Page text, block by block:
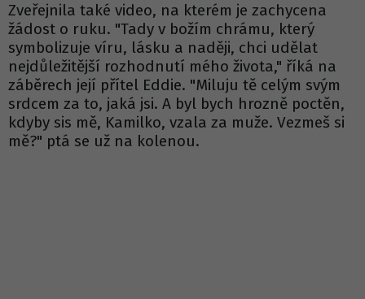
Zveřejnila také video, na kterém je zachycena
žádost o ruku. "Tady v božím chrámu, který
symbolizuje víru, lásku a naději, chci udělat
nejdůležitější rozhodnutí mého života," říká na
záběrech její přítel Eddie. "Miluju tě celým svým
srdcem za to, jaká jsi. A byl bych hrozně poctěn,
kdyby sis mě, Kamilko, vzala za muže. Vezmeš si
mě?" ptá se už na kolenou.